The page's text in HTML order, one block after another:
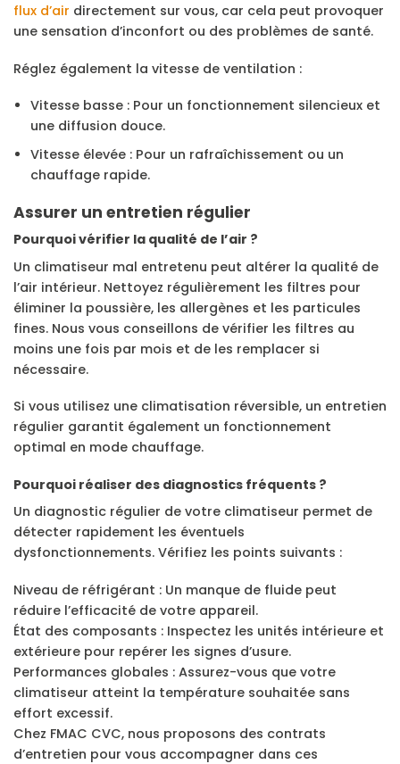
flux d’air directement sur vous, car cela peut provoquer
une sensation d’inconfort ou des problèmes de santé.
Réglez également la vitesse de ventilation :
Vitesse basse : Pour un fonctionnement silencieux et
une diffusion douce.
Vitesse élevée : Pour un rafraîchissement ou un
chauffage rapide.
Assurer un entretien régulier
Pourquoi vérifier la qualité de l’air ?
Un climatiseur mal entretenu peut altérer la qualité de
l’air intérieur. Nettoyez régulièrement les filtres pour
éliminer la poussière, les allergènes et les particules
fines. Nous vous conseillons de vérifier les filtres au
moins une fois par mois et de les remplacer si
nécessaire.
Si vous utilisez une climatisation réversible, un entretien
régulier garantit également un fonctionnement
optimal en mode chauffage.
Pourquoi réaliser des diagnostics fréquents ?
Un diagnostic régulier de votre climatiseur permet de
détecter rapidement les éventuels
dysfonctionnements. Vérifiez les points suivants :
Niveau de réfrigérant : Un manque de fluide peut
réduire l’efficacité de votre appareil.
État des composants : Inspectez les unités intérieure et
extérieure pour repérer les signes d’usure.
Performances globales : Assurez-vous que votre
climatiseur atteint la température souhaitée sans
effort excessif.
Chez FMAC CVC, nous proposons des contrats
d’entretien pour vous accompagner dans ces